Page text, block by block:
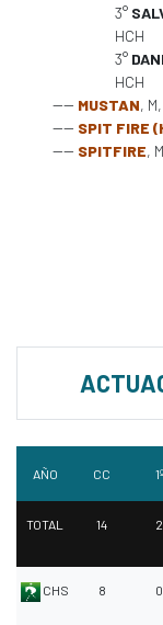
3°
HCH
3°
HCH
---- MUSTAN,
---- SPIT FIRE
---- SPITFIRE,
AÑO CC 1º
TOTAL 14 2
CHS 8 0